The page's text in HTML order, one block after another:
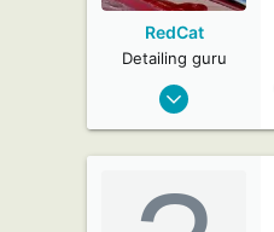
RedCat
Detailing guru
15 nov 2009